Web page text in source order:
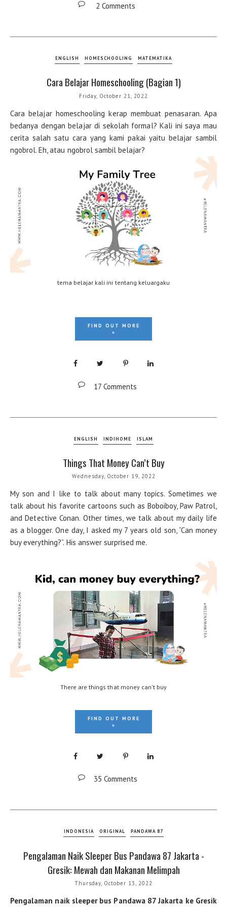
2 Comments
ENGLISH HOMESCHOOLING MATEMATIKA
Cara Belajar Homeschooling (Bagian 1)
Friday, October 21, 2022
Cara belajar homeschooling kerap membuat penasaran. Apa
bedanya dengan belajar di sekolah formal? Kali ini saya mau
cerita salah satu cara yang kami pakai yaitu belajar sambil
ngobrol. Eh, atau ngobrol sambil belajar?
tema belajar kali ini tentang keluargaku
FIND OUT MORE
»
17 Comments
ENGLISH INDIHOME ISLAM
Things That Money Can’t Buy
Wednesday, October 19, 2022
My son and I like to talk about many topics. Sometimes we
talk about his favorite cartoons such as Boboiboy, Paw Patrol,
and Detective Conan. Other times, we talk about my daily life
as a blogger. One day, I asked my 7 years old son, “Can money
buy everything?”. His answer surprised me.
There are things that money can't buy
FIND OUT MORE
»
35 Comments
INDONESIA ORIGINAL PANDAWA 87
Pengalaman Naik Sleeper Bus Pandawa 87 Jakarta -
Gresik: Mewah dan Makanan Melimpah
Thursday, October 13, 2022
Pengalaman naik sleeper bus Pandawa 87 Jakarta ke Gresik